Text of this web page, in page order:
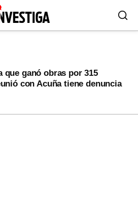
que ganó obras por 315
con Acuña tiene denuncia